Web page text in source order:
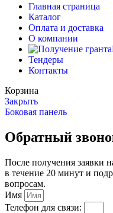
Главная страница
Каталог
Оплата и доставка
О компании
Тендеры
Контакты
Корзина
Закрыть
Боковая панель
Обратный
После получения заявки
в течение 20 минут и
вопросам.
Имя
Телефон для связи: